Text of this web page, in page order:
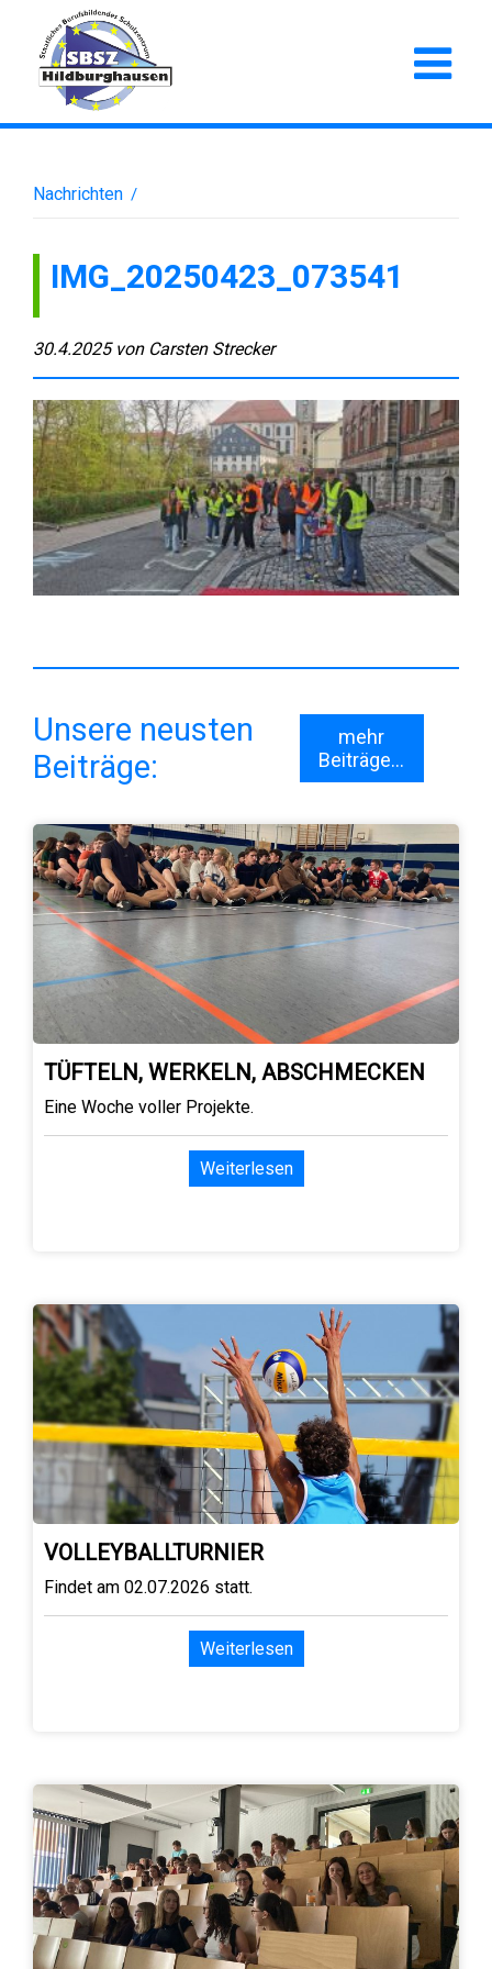
Nachrichten /
IMG_20250423_073541
30.4.2025 von Carsten Strecker
Unsere neusten
Beiträge:
mehr
Beiträge...
TÜFTELN, WERKELN, ABSCHMECKEN
Eine Woche voller Projekte.
Weiterlesen
VOLLEYBALLTURNIER
Findet am 02.07.2026 statt.
Weiterlesen